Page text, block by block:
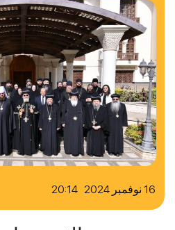
16 نوفمبر 2024 20:14